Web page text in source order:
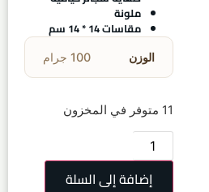
ملونة
مقاسات 14 * 14 سم
الوزن 100 جرام
11 متوفر في المخزون
إضافة إلى السلة